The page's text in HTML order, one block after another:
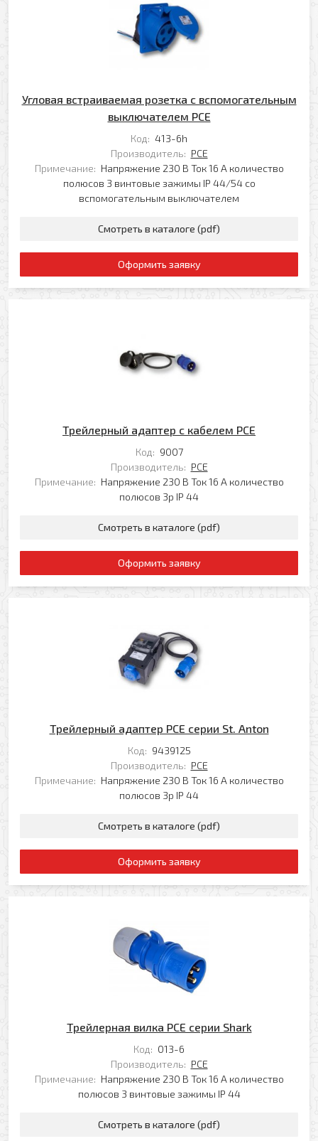
Угловая встраиваемая розетка с вспомогательным
выключателем PCE
Код: 413-6h
Производитель: PCE
Примечание: Напряжение 230 В Ток 16 А количество
полюсов 3 винтовые зажимы IP 44/54 со
вспомогательным выключателем
Смотреть в каталоге (pdf)
Оформить заявку
Трейлерный адаптер с кабелем PCE
Код: 9007
Производитель: PCE
Примечание: Напряжение 230 В Ток 16 А количество
полюсов 3p IP 44
Смотреть в каталоге (pdf)
Оформить заявку
Трейлерный адаптер PCE серии St. Anton
Код: 9439125
Производитель: PCE
Примечание: Напряжение 230 В Ток 16 А количество
полюсов 3p IP 44
Смотреть в каталоге (pdf)
Оформить заявку
Трейлерная вилка PCE серии Shark
Код: 013-6
Производитель: PCE
Примечание: Напряжение 230 В Ток 16 А количество
полюсов 3 винтовые зажимы IP 44
Смотреть в каталоге (pdf)
Комментарий
Я даю свое согласие на обработку моих
персональных данных в соответствии с
Политикой обработки персональных данных*
Прикрепить файл
Комментарий к заказу
персональных данных в соответствии с
Политикой обработки персональных данных